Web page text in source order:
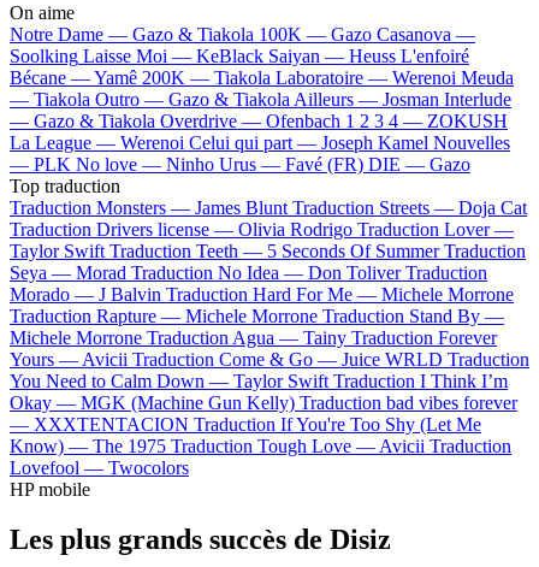
On aime
Notre Dame — Gazo & Tiakola 100K — Gazo Casanova —
Soolking Laisse Moi — KeBlack Saiyan — Heuss L'enfoiré
Bécane —Yamê 200K — Tiakola Laboratoire — Werenoi Meuda
— Tiakola Outro — Gazo & Tiakola Ailleurs — Josman Interlude
— Gazo & Tiakola Overdrive — Ofenbach 1 2 3 4 — ZOKUSH
La League — Werenoi Celui qui part — Joseph Kamel Nouvelles
— PLK No love — Ninho Urus — Favé (FR) DIE — Gazo
Top traduction
Traduction Monsters — James Blunt Traduction Streets — Doja Cat
Traduction Drivers license — Olivia Rodrigo Traduction Lover —
Taylor Swift Traduction Teeth — 5 Seconds Of Summer Traduction
Seya — Morad Traduction No Idea — Don Toliver Traduction
Morado — J Balvin Traduction Hard For Me — Michele Morrone
Traduction Rapture — Michele Morrone Traduction Stand By —
Michele Morrone Traduction Agua — Tainy Traduction Forever
Yours — Avicii Traduction Come & Go — Juice WRLD Traduction
You Need to Calm Down — Taylor Swift Traduction I Think I’m
Okay — MGK (Machine Gun Kelly) Traduction bad vibes forever
— XXXTENTACION Traduction If You're Too Shy (Let Me
Know) — The 1975 Traduction Tough Love — Avicii Traduction
Lovefool — Twocolors
HP mobile
Les plus grands succès de Disiz